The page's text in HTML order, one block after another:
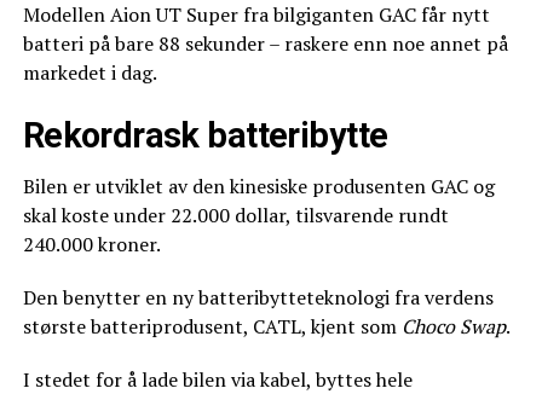
Modellen Aion UT Super fra bilgiganten GAC får nytt
batteri på bare 88 sekunder – raskere enn noe annet på
markedet i dag.
Rekordrask batteribytte
Bilen er utviklet av den kinesiske produsenten GAC og
skal koste under 22.000 dollar, tilsvarende rundt
240.000 kroner.
Den benytter en ny batteribytteteknologi fra verdens
største batteriprodusent, CATL, kjent som Choco Swap.
I stedet for å lade bilen via kabel, byttes hele